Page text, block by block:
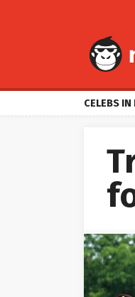
CELEBS IN